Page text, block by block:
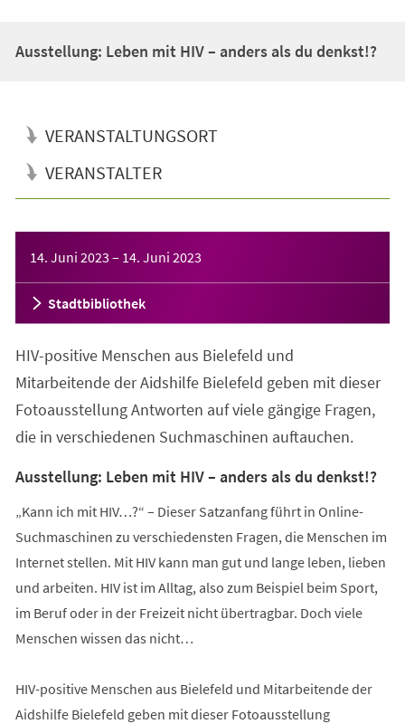
Ausstellung: Leben mit HIV – anders als du denkst!?
VERANSTALTUNGSORT
VERANSTALTER
14. Juni 2023 – 14. Juni 2023
Stadtbibliothek
HIV-positive Menschen aus Bielefeld und
Mitarbeitende der Aidshilfe Bielefeld geben mit dieser
Fotoausstellung Antworten auf viele gängige Fragen,
die in verschiedenen Suchmaschinen auftauchen.
Ausstellung: Leben mit HIV – anders als du denkst!?
„Kann ich mit HIV…?“ – Dieser Satzanfang führt in Online-
Suchmaschinen zu verschiedensten Fragen, die Menschen im
Internet stellen. Mit HIV kann man gut und lange leben, lieben
und arbeiten. HIV ist im Alltag, also zum Beispiel beim Sport,
im Beruf oder in der Freizeit nicht übertragbar. Doch viele
Menschen wissen das nicht…
HIV-positive Menschen aus Bielefeld und Mitarbeitende der
Aidshilfe Bielefeld geben mit dieser Fotoausstellung